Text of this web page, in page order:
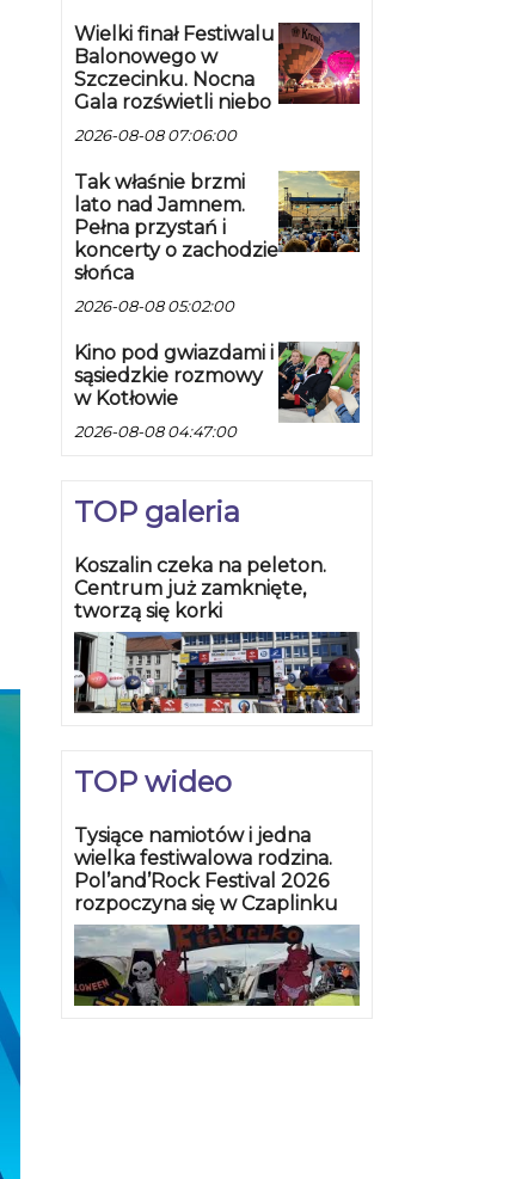
Wielki finał Festiwalu
Balonowego w
Szczecinku. Nocna
Gala rozświetli niebo
2026-08-08 07:06:00
Tak właśnie brzmi
lato nad Jamnem.
Pełna przystań i
koncerty o zachodzie
słońca
2026-08-08 05:02:00
Kino pod gwiazdami i
sąsiedzkie rozmowy
w Kotłowie
2026-08-08 04:47:00
TOP galeria
Koszalin czeka na peleton.
Centrum już zamknięte,
tworzą się korki
TOP wideo
Tysiące namiotów i jedna
wielka festiwalowa rodzina.
Pol’and’Rock Festival 2026
rozpoczyna się w Czaplinku